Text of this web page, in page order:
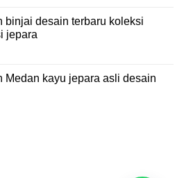
meja
makan
binjai desain terbaru koleksi
jepara
meja
Medan kayu jepara asli desain